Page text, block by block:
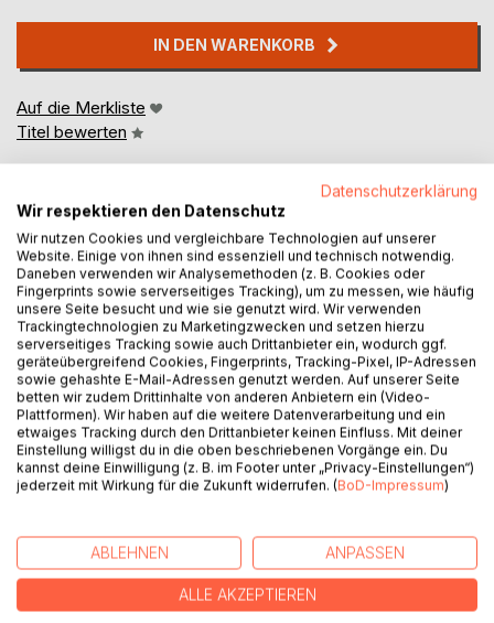
IN DEN WARENKORB
Auf die Merkliste
Titel bewerten
BESCHREIBUNG
Es handelt sich um den Roman des Pastors de Buer, der
seit acht Jahren in der Psychiatrie lebt im Glauben, er sei
dort der Seelsorger. In Wirklichkeit ist er ein Patient, der vor
neun Jahren sein Gedächtnis verloren hat. Durch eine
Hypnosebehandlung gewinnt er sein Gedächtnis zurück
und erfährt Schreckliches...
AUTOR/IN
Datenschutzerklärung
Wir respektieren den Datenschutz
Wir nutzen Cookies und vergleichbare Technologien auf unserer
Website. Einige von ihnen sind essenziell und technisch notwendig.
Daneben verwenden wir Analysemethoden (z. B. Cookies oder
Fingerprints sowie serverseitiges Tracking), um zu messen, wie häufig
unsere Seite besucht und wie sie genutzt wird. Wir verwenden
Trackingtechnologien zu Marketingzwecken und setzen hierzu
serverseitiges Tracking sowie auch Drittanbieter ein, wodurch ggf.
geräteübergreifend Cookies, Fingerprints, Tracking-Pixel, IP-Adressen
sowie gehashte E-Mail-Adressen genutzt werden. Auf unserer Seite
betten wir zudem Drittinhalte von anderen Anbietern ein (Video-
Plattformen). Wir haben auf die weitere Datenverarbeitung und ein
etwaiges Tracking durch den Drittanbieter keinen Einfluss. Mit deiner
Einstellung willigst du in die oben beschriebenen Vorgänge ein. Du
kannst deine Einwilligung (z. B. im Footer unter „Privacy-Einstellungen“)
jederzeit mit Wirkung für die Zukunft widerrufen. (BoD-Impressum)
ABLEHNEN ANPASSEN
ALLE AKZEPTIEREN